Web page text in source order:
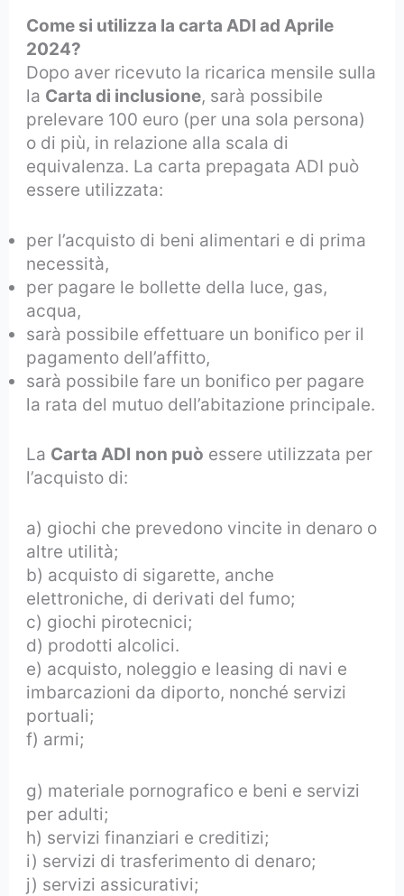
Come si utilizza la carta ADI ad Aprile
2024?
Dopo aver ricevuto la ricarica mensile sulla
la Carta di inclusione, sarà possibile
prelevare 100 euro (per una sola persona)
o di più, in relazione alla scala di
equivalenza. La carta prepagata ADI può
essere utilizzata:
per l’acquisto di beni alimentari e di prima
necessità,
per pagare le bollette della luce, gas,
acqua,
sarà possibile effettuare un bonifico per il
pagamento dell’affitto,
sarà possibile fare un bonifico per pagare
la rata del mutuo dell’abitazione principale.
La Carta ADI non può essere utilizzata per
l’acquisto di:
a) giochi che prevedono vincite in denaro o
altre utilità;
b) acquisto di sigarette, anche
elettroniche, di derivati del fumo;
c) giochi pirotecnici;
d) prodotti alcolici.
e) acquisto, noleggio e leasing di navi e
imbarcazioni da diporto, nonché servizi
portuali;
f) armi;
g) materiale pornografico e beni e servizi
per adulti;
h) servizi finanziari e creditizi;
i) servizi di trasferimento di denaro;
j) servizi assicurativi;